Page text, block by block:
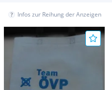
Infos zur Reihung der Anzeigen